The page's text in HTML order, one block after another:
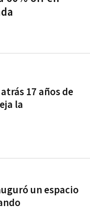
17 años de
la
un espacio